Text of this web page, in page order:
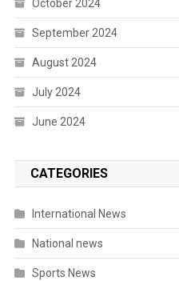
October 2024
September 2024
August 2024
July 2024
June 2024
CATEGORIES
International News
National news
Sports News